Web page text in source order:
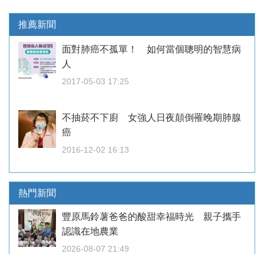
推薦新聞
面對肺癌不孤單！ 如何當個聰明的智慧病
人
2017-05-03 17:25
不抽菸不下廚 女強人日夜顛倒罹晚期肺腺
癌
2016-12-02 16:13
熱門新聞
豐原馬鈴薯爸爸的酸甜幸福時光 親子攜手
認識在地農業
2026-08-07 21:49